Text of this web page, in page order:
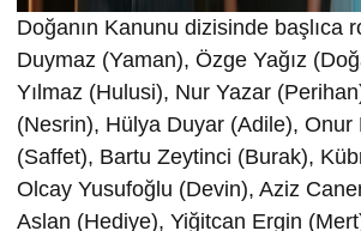
Doğanın Kanunu dizisinde başlıca
Duymaz (Yaman), Özge Yağız
Yılmaz (Hulusi), Nur Yazar
(Nesrin), Hülya Duyar (Adile), Onur
(Saffet), Bartu Zeytinci (Burak),
Olcay Yusufoğlu (Devin), Aziz
Aslan (Hediye), Yiğitcan Ergin